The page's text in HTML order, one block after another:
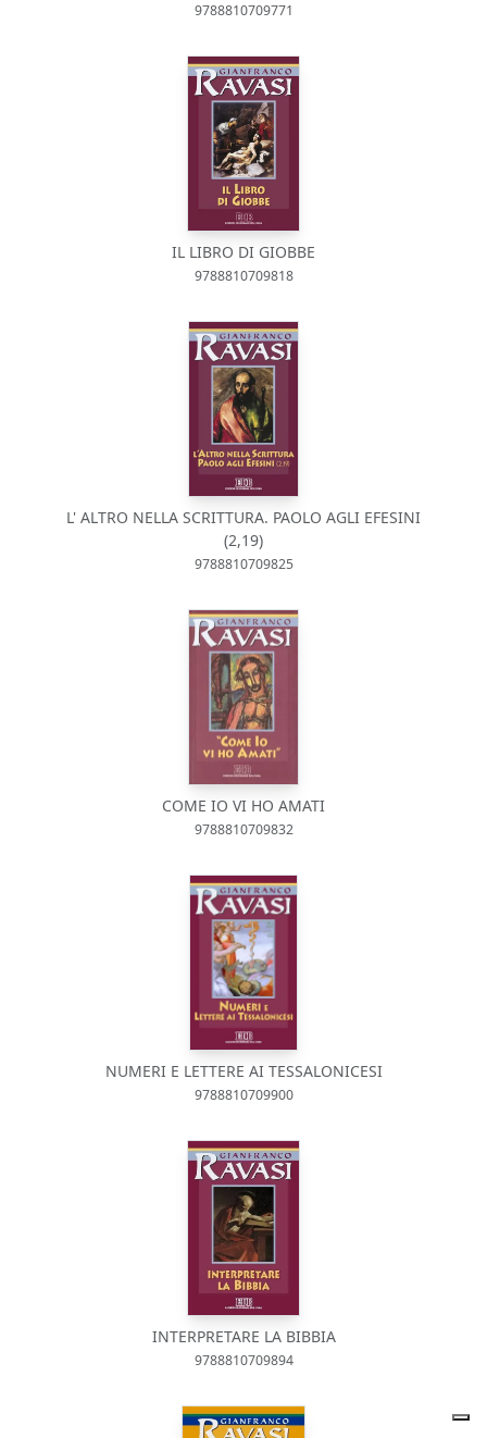
9788810709771
IL LIBRO DI GIOBBE
9788810709818
L' ALTRO NELLA SCRITTURA. PAOLO AGLI EFESINI
(2,19)
9788810709825
COME IO VI HO AMATI
9788810709832
NUMERI E LETTERE AI TESSALONICESI
9788810709900
INTERPRETARE LA BIBBIA
9788810709894